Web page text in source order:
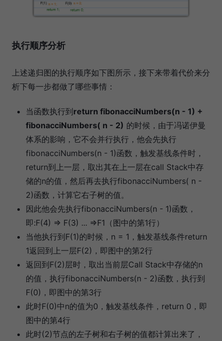
执行顺序分析
上述递归图的执行顺序如下图所示，接下来带着代价来分
析下每一步都做了哪些事情：
当函数执行到 return fibonacciNumbers(n - 1) +
fibonacciNumbers( n - 2) 的时候，由于冯诺伊曼
体系的影响，它不会并行执行，他会先执行
fibonacciNumbers(n - 1)函数，触发基线条件时，
return到上一层，取出其在上一层在call Stack中存
储的n的值，然后再去执行fibonacciNumbers( n -
2)函数，计算它右子树的值。
因此他会先执行fibonacciNumbers(n - 1)函数，
即:F(4) => F(3) ... =>F1（图中的第1行）
当他执行到F(1)的时候，n = 1，触发基线条件return
1返回到上一层F(2)，即图中的第2行
返回到F(2)层时，取出当前层Call Stack中存储的n
的值，执行fibonacciNumbers(n - 2)函数，执行到
F(0)，即图中的第3行
此时F(0)中n的值为0，触发基线条件，return 0，即
图中的第4行
此时(2)节点的左子树和右子树的值都计算出来了，